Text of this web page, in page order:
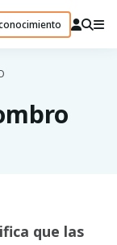
que las